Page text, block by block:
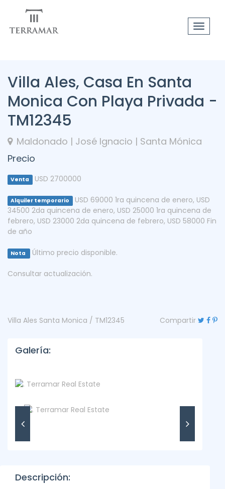
Toggle
Villa Ales, Casa En Santa
Monica Con Playa Privada -
TM12345
Maldonado | José Ignacio | Santa Mónica
Precio
Venta USD 2700000
Alquiler temporario USD 69000 1ra quincena de enero, USD
34500 2da quincena de enero, USD 25000 1ra quincena de
febrero, USD 23000 2da quincena de febrero, USD 58000 Fin
de año
Nota Último precio disponible.
Consultar actualización.
Villa Ales Santa Monica / TM12345 Compartir
Galería:
Descripción: